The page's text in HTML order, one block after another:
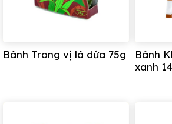
Ngày sản xuất/ Hạn sử dụng:
phẩm 60 ngày kể từ ngày sản xuất
Hướng dẫn sử dụng:
Bánh Trong vị lá dứa 75g
Bánh
xanh